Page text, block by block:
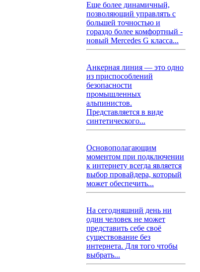
Еще более динамичный,
позволяющий управлять с
большей точностью и
гораздо более комфортный -
новый Mercedes G класса...
Анкерная линия — это одно
из приспособлений
безопасности
промышленных
альпинистов.
Представляется в виде
синтетического...
Основополагающим
моментом при подключении
к интернету всегда является
выбор провайдера, который
может обеспечить...
На сегодняшний день ни
один человек не может
представить себе своё
существование без
интернета. Для того чтобы
выбрать...